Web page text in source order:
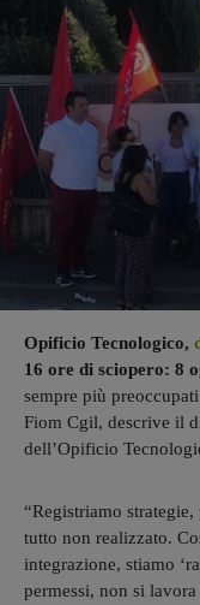
Opificio Tecnologico,
16 ore di sciopero: 8
sempre più
Fiom Cgil, descrive il
dell’Opificio
“Registriamo
tutto non realizzato.
integrazione, stiamo
permessi, non si